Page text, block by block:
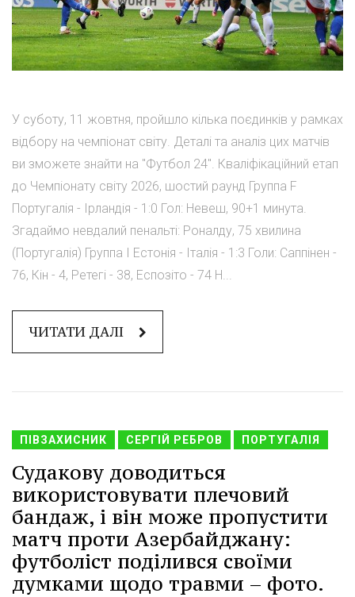
У суботу, 11 жовтня, пройшло кілька поєдинків у рамках
відбору на чемпіонат світу. Деталі та аналіз цих матчів
ви зможете знайти на "Футбол 24". Кваліфікаційний етап
до Чемпіонату світу 2026, шостий раунд Группа F
Португалія - Ірландія - 1:0 Гол: Невеш, 90+1 минута.
Згадаймо невдалий пенальті: Роналду, 75 хвилина
(Португалія) Группа I Естонія - Італія - 1:3 Голи: Саппінен -
76, Кін - 4, Ретегі - 38, Еспозіто - 74 Н...
ЧИТАТИ ДАЛІ
ПІВЗАХИСНИК СЕРГІЙ РЕБРОВ ПОРТУГАЛІЯ
Судакову доводиться
використовувати плечовий
бандаж, і він може пропустити
матч проти Азербайджану:
футболіст поділився своїми
думками щодо травми – фото.